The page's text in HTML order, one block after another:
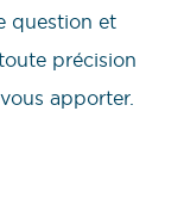
question et
précision
apporter.